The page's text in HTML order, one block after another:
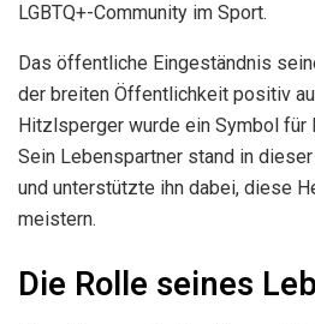
LGBTQ+-Community im Sport.
Das öffentliche Eingeständnis
der breiten Öffentlichkeit positiv
Hitzlsperger wurde ein Symbol für
Sein Lebenspartner stand in
und unterstützte ihn dabei, diese
meistern.
Die Rolle seines